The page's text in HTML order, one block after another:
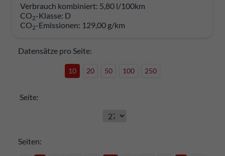
Verbrauch kombiniert: 5,80 l/100km
CO2-Klasse: D
CO2-Emissionen: 129,00 g/km
Datensätze pro Seite:
10 20 50 100 250
Seite:
Seiten: